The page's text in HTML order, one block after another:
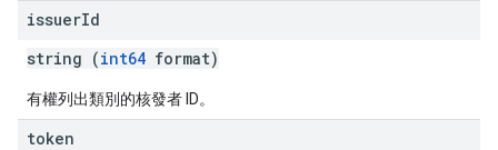
issuerId
string (int64 format)
有權列出類別的核發者 ID。
token